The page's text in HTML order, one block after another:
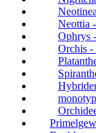
Neottia
Ophrys
Orchis -